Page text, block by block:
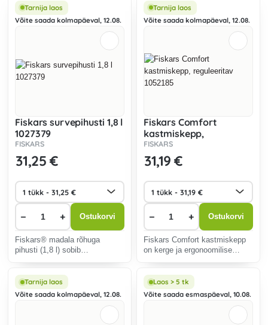
Tarnija laos
Võite saada kolmapäeval, 12.08.
Fiskars survepihusti 1,8 l
1027379
FISKARS
31,25 €
− + Ostukorvi
Fiskars® madala rõhuga
pihusti (1,8 l) sobib
pihustamiseks.
Tarnija laos
Võite saada kolmapäeval, 12.08.
Fiskars Comfort
kastmiskepp,
reguleeritav 1052185
FISKARS
31,19 €
− + Ostukorvi
Fiskars Comfort kastmiskepp
on kerge ja ergonoomilise
tahes kastmisülesannete
täitmisel.
Tarnija laos
Võite saada kolmapäeval, 12.08.
Laos > 5 tk
Võite saada esmaspäeval, 10.08.